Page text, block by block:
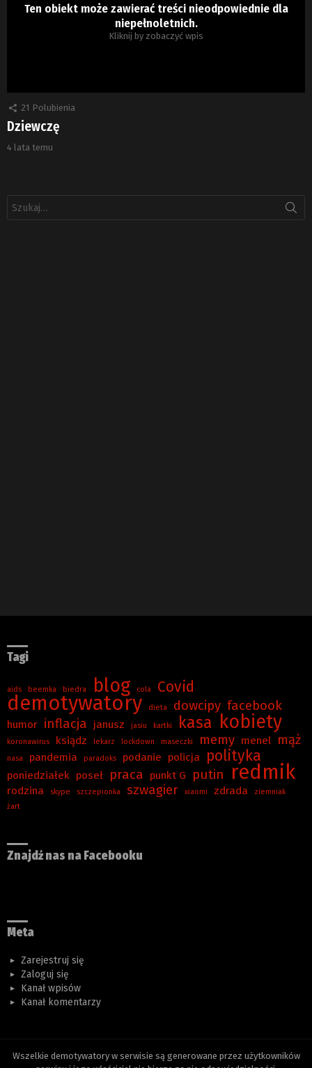
Ten obiekt może zawierać treści nieodpowiednie dla
niepełnoletnich.
Kliknij by zobaczyć wpis
21 Polubienia
Dziewczę
4 lata temu
Tagi
aids beemka biedra blog cola Covid
demotywatory dieta dowcipy facebook
humor inflacja janusz jasiu kartki kasa kobiety
koronawirus ksiądz lekarz lockdown maseczki memy menel mąż
nasa pandemia paradoks podanie policja polityka
poniedziałek poseł praca punkt G putin redmik
rodzina skype szczepionka szwagier xiaomi zdrada
ziemniak
żart
Znajdź nas na Facebooku
Meta
Zarejestruj się
Zaloguj się
Kanał wpisów
Kanał komentarzy
Wszelkie demotywatory w serwisie są generowane przez użytkowników